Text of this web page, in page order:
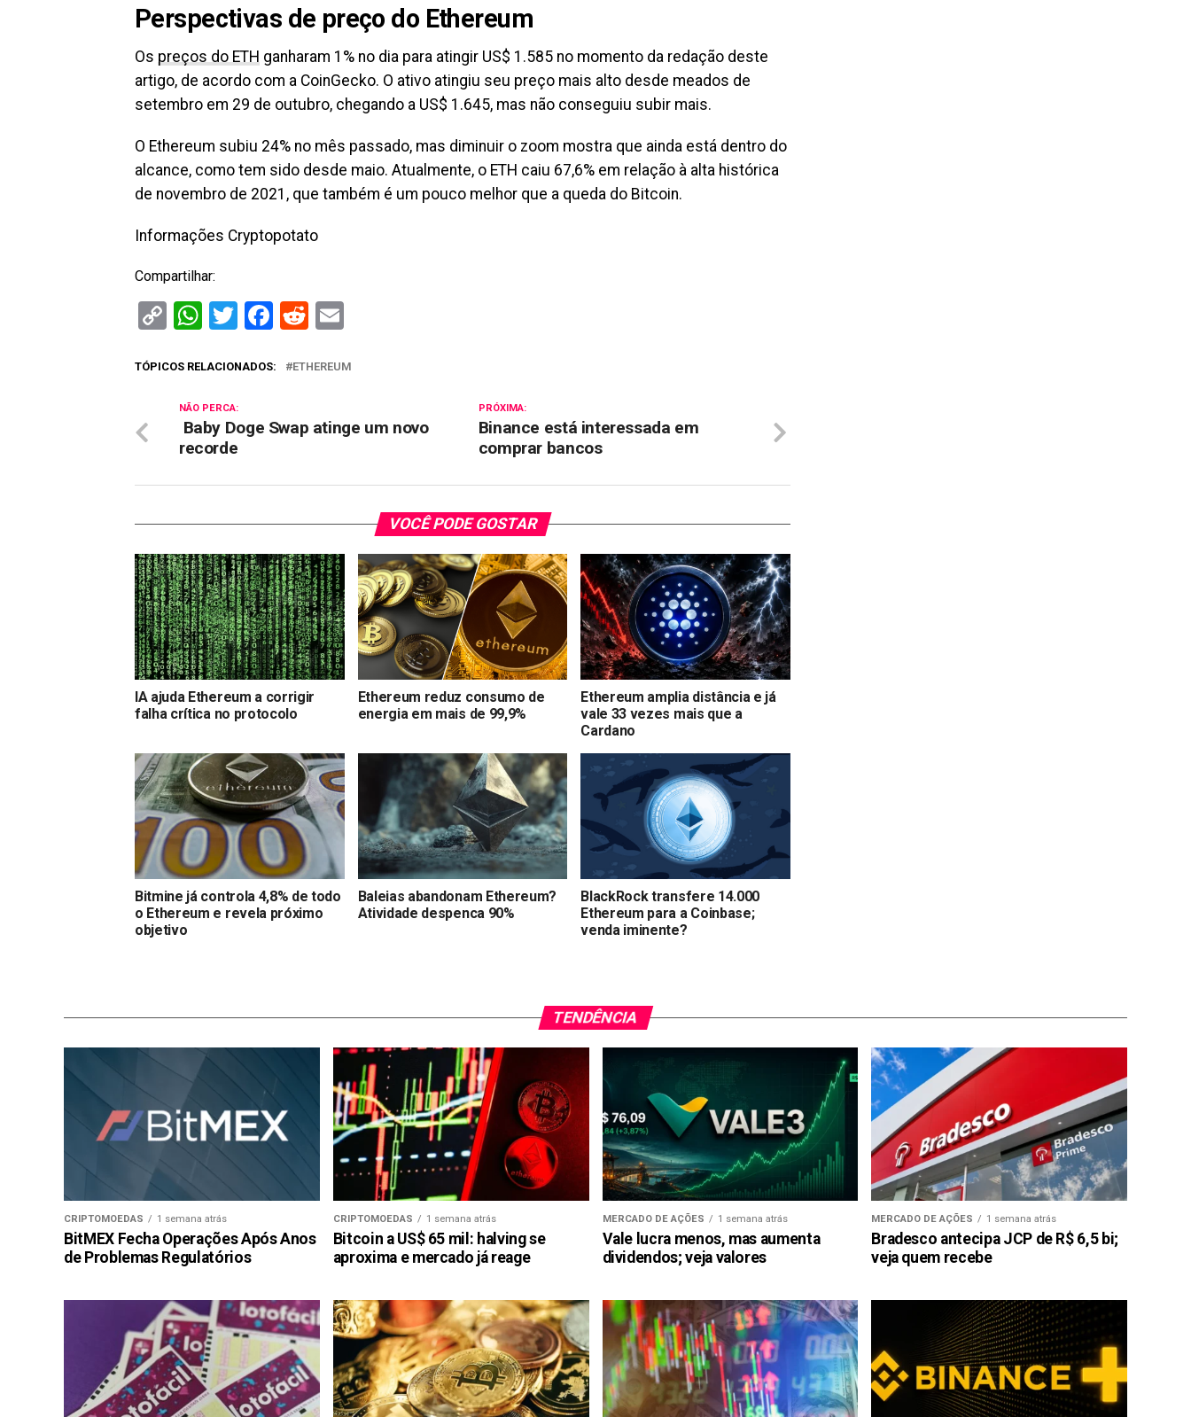
Perspectivas de preço do Ethereum
Os preços do ETH ganharam 1% no dia para atingir US$ 1.585 no momento da redação deste
artigo, de acordo com a CoinGecko. O ativo atingiu seu preço mais alto desde meados de
setembro em 29 de outubro, chegando a US$ 1.645, mas não conseguiu subir mais.
O Ethereum subiu 24% no mês passado, mas diminuir o zoom mostra que ainda está dentro do
alcance, como tem sido desde maio. Atualmente, o ETH caiu 67,6% em relação à alta histórica
de novembro de 2021, que também é um pouco melhor que a queda do Bitcoin.
Informações Cryptopotato
Compartilhar:
CopyWhatsApp
Twitter
Facebook
Reddit
TÓPICOS RELACIONADOS: ETHEREUM
PRÓXIMA:
Binance está interessada em
comprar bancos
NÃO PERCA:
Baby Doge Swap atinge um novo
recorde
VOCÊ PODE GOSTAR
IA ajuda Ethereum a corrigir
falha crítica no protocolo
Ethereum reduz consumo de
energia em mais de 99,9%
Ethereum amplia distância e já
vale 33 vezes mais que a
Cardano
Bitmine já controla 4,8% de todo
o Ethereum e revela próximo
objetivo
Baleias abandonam Ethereum?
Atividade despenca 90%
BlackRock transfere 14.000
Ethereum para a Coinbase;
venda iminente?
TENDÊNCIA
CRIPTOMOEDAS 1 semana atrás
BitMEX Fecha Operações Após Anos
de Problemas Regulatórios
CRIPTOMOEDAS 1 semana atrás
Bitcoin a US$ 65 mil: halving se
aproxima e mercado já reage
MERCADO DE AÇÕES 1 semana atrás
Vale lucra menos, mas aumenta
dividendos; veja valores
MERCADO DE AÇÕES 1 semana atrás
Bradesco antecipa JCP de R$ 6,5 bi;
veja quem recebe